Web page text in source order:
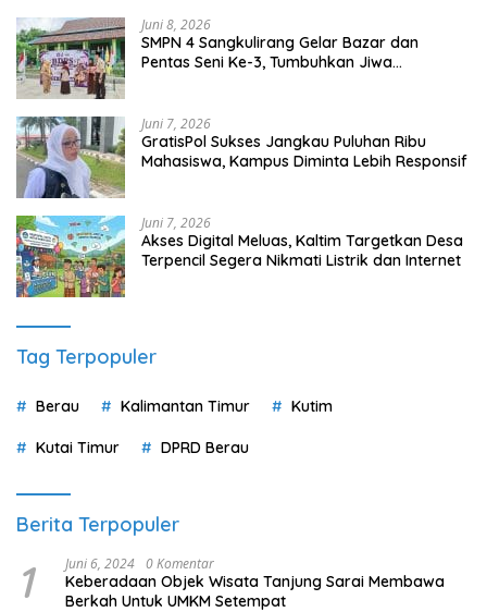
Juni 8, 2026
SMPN 4 Sangkulirang Gelar Bazar dan
Pentas Seni Ke-3, Tumbuhkan Jiwa
Juni 7, 2026
GratisPol Sukses Jangkau Puluhan Ribu
Mahasiswa, Kampus Diminta Lebih Responsif
Juni 7, 2026
Akses Digital Meluas, Kaltim Targetkan Desa
Terpencil Segera Nikmati Listrik dan Internet
Tag Terpopuler
Berau Kalimantan Timur Kutim
Kutai Timur DPRD Berau
Berita Terpopuler
1 Juni 6, 2024 0 Komentar
Keberadaan Objek Wisata Tanjung Sarai Membawa
Berkah Untuk UMKM Setempat